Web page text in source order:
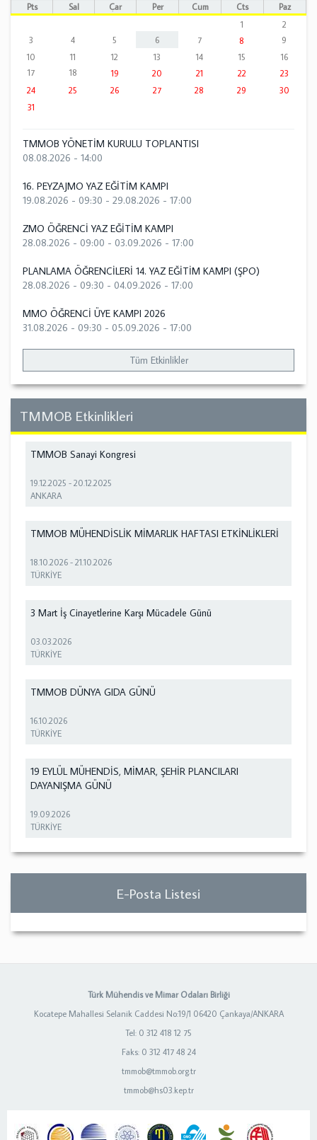
Pts Sal Çar Per Cum Cts
Paz
1
2
3
4 5 6 7 8
9
10
11 12 13 14 15
16
17
18 19 20 21 22
23
24
25 26 27 28 29
30
31
TMMOB YÖNETİM KURULU TOPLANTISI
08.08.2026 - 14:00
16. PEYZAJMO YAZ EĞİTİM KAMPI
19.08.2026 - 09:30 - 29.08.2026 - 17:00
ZMO ÖĞRENCİ YAZ EĞİTİM KAMPI
28.08.2026 - 09:00 - 03.09.2026 - 17:00
PLANLAMA ÖĞRENCİLERİ 14. YAZ EĞİTİM KAMPI (ŞPO)
28.08.2026 - 09:30 - 04.09.2026 - 17:00
MMO ÖĞRENCİ ÜYE KAMPI 2026
31.08.2026 - 09:30 - 05.09.2026 - 17:00
Tüm Etkinlikler
TMMOB Etkinlikleri
TMMOB Sanayi Kongresi
19.12.2025 -20.12.2025
ANKARA
TMMOB MÜHENDİSLİK MİMARLIK HAFTASI ETKİNLİKLERİ
18.10.2026 -21.10.2026
TÜRKİYE
3 Mart İş Cinayetlerine Karşı Mücadele Günü
03.03.2026
TÜRKİYE
TMMOB DÜNYA GIDA GÜNÜ
16.10.2026
TÜRKİYE
19 EYLÜL MÜHENDİS, MİMAR, ŞEHİR PLANCILARI
DAYANIŞMA GÜNÜ
19.09.2026
TÜRKİYE
E-Posta Listesi
Türk Mühendis ve Mimar Odaları Birliği
Kocatepe Mahallesi Selanik Caddesi No:19/1 06420 Çankaya/ANKARA
Tel: 0 312 418 12 75
Faks: 0 312 417 48 24
tmmob@tmmob.org.tr
tmmob@hs03.kep.tr